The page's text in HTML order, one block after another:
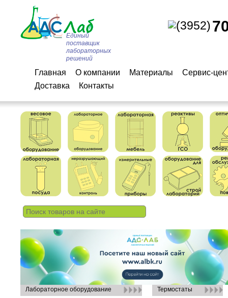
(3952)
Единый
поставщик
лабораторных
решений
Главная О компании Материалы
Сервис-
Доставка
Контакты
Лабораторное оборудование Термостаты